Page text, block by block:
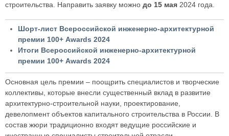
строительства. Направить заявку можно до 15 мая 2024 года.
Шорт-лист Всероссийской инженерно-архитектурной
премии 100+ Awards 2024
Итоги Всероссийской инженерно-архитектурной
премии 100+ Awards 2024
Основная цель премии – поощрить специалистов и творческие
коллективы, которые внесли существенный вклад в развитие
архитектурно-строительной науки, проектирование,
девелопмент объектов капитального строительства в России. В
состав жюри традиционно входят ведущие российские и